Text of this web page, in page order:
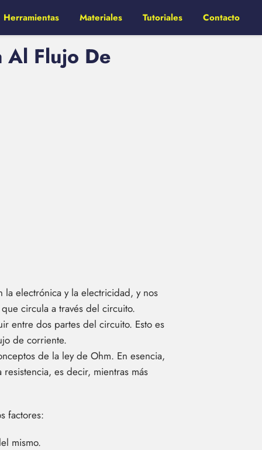
Herramientas Materiales Tutoriales Contacto
Al Flujo De
la electrónica y la electricidad, y nos
circula a través del circuito.
entre dos partes del circuito. Esto es
de corriente.
de la ley de Ohm. En esencia,
es decir, mientras más
factores:
mismo.